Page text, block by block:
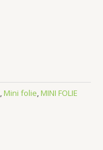
,Mini folie,MINI FOLIE